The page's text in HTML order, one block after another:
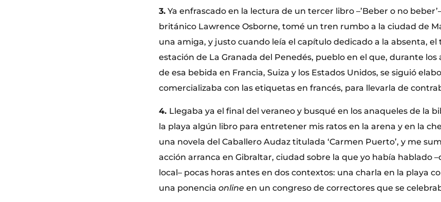
3. Ya enfrascado en la lectura de un tercer libro –’Beber o no
británico Lawrence Osborne, tomé un tren rumbo a la ciudad de
una amiga, y justo cuando leía el capítulo dedicado a la absenta, el
estación de La Granada del Penedés, pueblo en el que, durante los
de esa bebida en Francia, Suiza y los Estados Unidos, se siguió
comercializaba con las etiquetas en francés, para llevarla de
4. Llegaba ya el final del veraneo y busqué en los anaqueles de la
la playa algún libro para entretener mis ratos en la arena y en la
una novela del Caballero Audaz titulada ‘Carmen Puerto’, y me
acción arranca en Gibraltar, ciudad sobre la que yo había hablado
local– pocas horas antes en dos contextos: una charla en la playa
una ponencia online en un congreso de correctores que se